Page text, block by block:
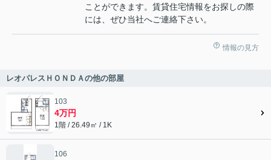
ことができます。賃貸住宅情報をお探しの際
には、ぜひ当社へご連絡下さい。
情報の見方
レオパレスＨＯＮＤＡの他の部屋
103
4万円
1階 / 26.49㎡ / 1K
106